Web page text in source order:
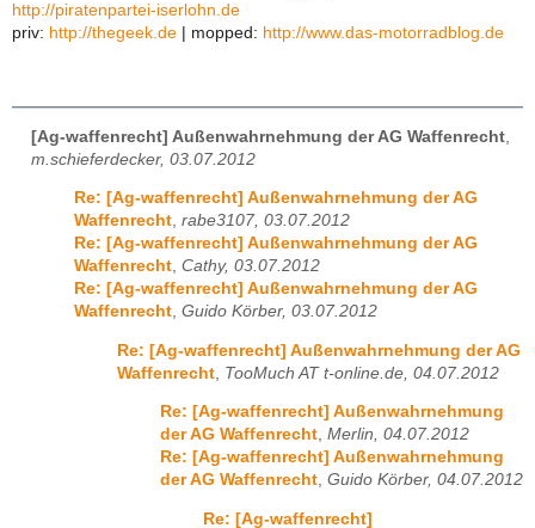
http://piratenpartei-iserlohn.de
priv: http://thegeek.de | mopped: http://www.das-motorradblog.de
[Ag-waffenrecht] Außenwahrnehmung der AG Waffenrecht
m.schieferdecker, 03.07.2012
Re: [Ag-waffenrecht] Außenwahrnehmung der AG
Waffenrecht, rabe3107, 03.07.2012
Re: [Ag-waffenrecht] Außenwahrnehmung der AG
Waffenrecht, Cathy, 03.07.2012
Re: [Ag-waffenrecht] Außenwahrnehmung der AG
Waffenrecht, Guido Körber, 03.07.2012
Re: [Ag-waffenrecht] Außenwahrnehmung der AG
Waffenrecht TooMuch AT t-online.de, 04.07.2012
Re: [Ag-waffenrecht] Außenwahrnehmung
der AG Waffenrecht, Merlin, 04.07.2012
Re: [Ag-waffenrecht] Außenwahrnehmung
der AG Waffenrecht, Guido Körber, 04.07.2012
Re: [Ag-waffenrecht]